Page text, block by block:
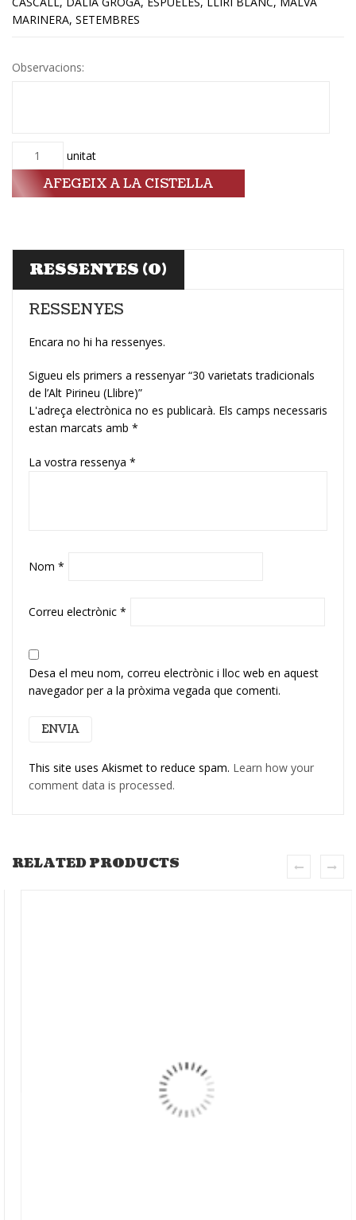
MARINERA, SETEMBRES
Observacions:
Quantitat unitat
AFEGEIX A LA CISTELLA
RESSENYES (0)
RESSENYES
Encara no hi ha ressenyes.
Sigueu els primers a ressenyar “30 varietats tradicionals
de l’Alt Pirineu (Llibre)”
L'adreça electrònica no es publicarà. Els camps necessaris
estan marcats amb *
La vostra ressenya *
Nom *
Correu electrònic *
Desa el meu nom, correu electrònic i lloc web en aquest
navegador per a la pròxima vegada que comenti.
This site uses Akismet to reduce spam. Learn how your
comment data is processed.
RELATED PRODUCTS